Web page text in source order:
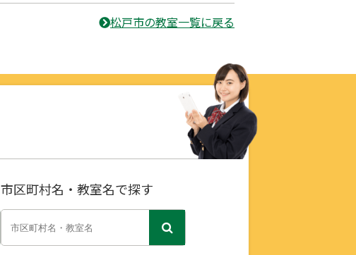
松戸市の教室一覧に戻る
市区町村名・教室名で探す